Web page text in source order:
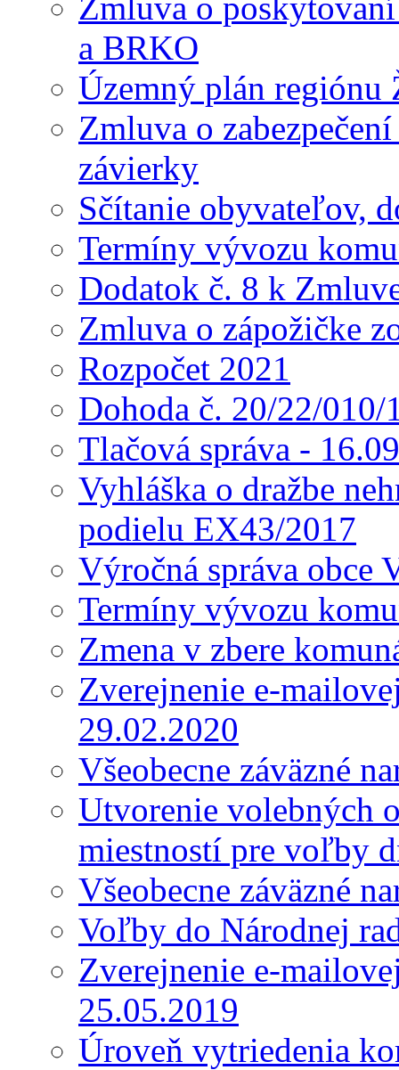
a BRKO
Územný plán regiónu
Zmluva o
závierky
Sčítanie obyvateľov,
Termíny vývozu
Dodatok č. 8 k
Zmluva o zápožičke
Rozpočet 2021
Dohoda č. 20/22/
Tlačová správa -
Vyhláška o dražbe
podielu EX43/2017
Výročná správa obce
Termíny vývozu
Zmena v zbere
Zverejnenie e-
29.02.2020
Všeobecne záväzné
Utvorenie volebných
miestností pre voľby
Všeobecne záväzné
Voľby do Národnej
Zverejnenie e-
25.05.2019
Úroveň vytriedenia